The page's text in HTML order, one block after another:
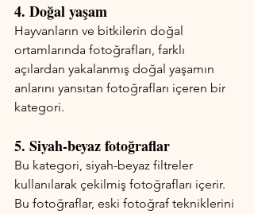
4. Doğal yaşam
Hayvanların ve bitkilerin doğal
ortamlarında fotoğrafları, farklı
açılardan yakalanmış doğal yaşamın
anlarını yansıtan fotoğrafları içeren bir
kategori.
5. Siyah-beyaz fotoğraflar
Bu kategori, siyah-beyaz filtreler
kullanılarak çekilmiş fotoğrafları içerir.
Bu fotoğraflar, eski fotoğraf tekniklerini